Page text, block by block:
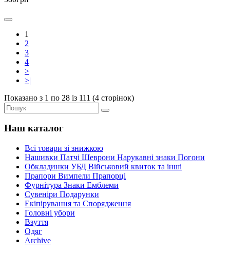
1
2
3
4
>
>|
Показано з 1 по 28 із 111 (4 сторінок)
Наш каталог
Всі товари зі знижкою
Нашивки Патчі Шеврони Нарукавні знаки Погони
Обкладинки УБД Військовий квиток та інші
Прапори Вимпели Прапорці
Фурнітура Знаки Емблеми
Сувеніри Подарунки
Екіпірування та Спорядження
Головні убори
Взуття
Одяг
Archive